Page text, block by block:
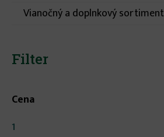
Vianočný a doplnkový sortiment
Filter
Cena